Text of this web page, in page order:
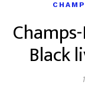
Black